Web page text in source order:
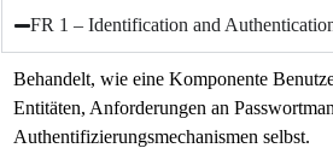
FR 1 – Identification and
Behandelt, wie eine Komponente
Entitäten, Anforderungen an
Authentifizierungsmechanismen selbst.